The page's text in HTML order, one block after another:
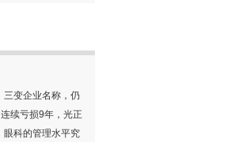
三变企业名称，仍
连续亏损9年，光正
眼科的管理水平究